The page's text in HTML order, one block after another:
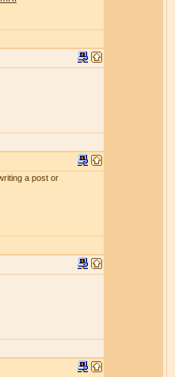
a post or